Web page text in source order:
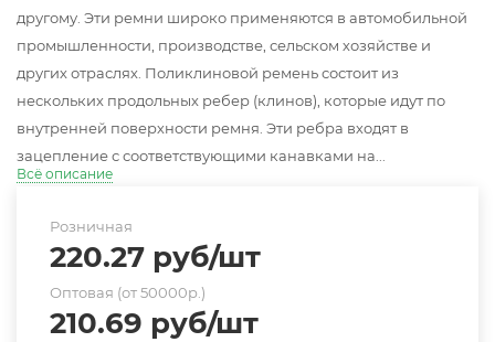
другому. Эти ремни широко применяются в автомобильной
промышленности, производстве, сельском хозяйстве и
других отраслях. Поликлиновой ремень состоит из
нескольких продольных ребер (клинов), которые идут по
внутренней поверхности ремня. Эти ребра входят в
зацепление с соответствующими канавками на...
Всё описание
Розничная
220.27 руб/шт
Оптовая (от 50000р.)
210.69 руб/шт